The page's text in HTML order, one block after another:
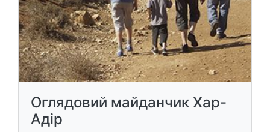
Оглядовий майданчик Хар-
Адір